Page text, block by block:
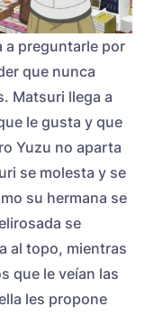
a preguntarle por
que nunca
Matsuri llega a
le gusta y que
Yuzu no aparta
se molesta y se
su hermana se
se
al topo, mientras
que le veían las
les propone